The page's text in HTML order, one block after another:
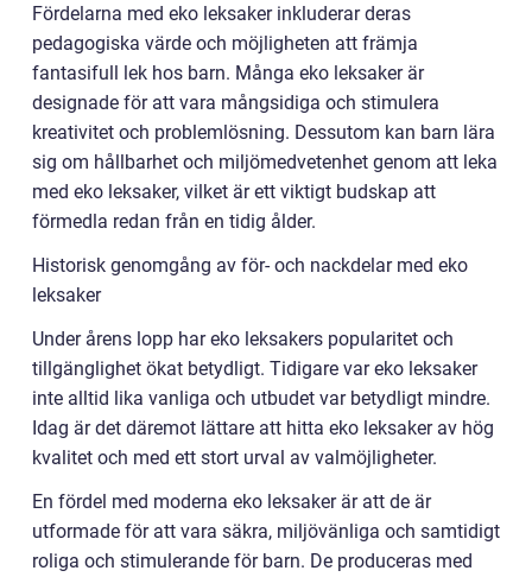
Fördelarna med eko leksaker inkluderar deras
pedagogiska värde och möjligheten att främja
fantasifull lek hos barn. Många eko leksaker är
designade för att vara mångsidiga och stimulera
kreativitet och problemlösning. Dessutom kan barn lära
sig om hållbarhet och miljömedvetenhet genom att leka
med eko leksaker, vilket är ett viktigt budskap att
förmedla redan från en tidig ålder.
Historisk genomgång av för- och nackdelar med eko
leksaker
Under årens lopp har eko leksakers popularitet och
tillgänglighet ökat betydligt. Tidigare var eko leksaker
inte alltid lika vanliga och utbudet var betydligt mindre.
Idag är det däremot lättare att hitta eko leksaker av hög
kvalitet och med ett stort urval av valmöjligheter.
En fördel med moderna eko leksaker är att de är
utformade för att vara säkra, miljövänliga och samtidigt
roliga och stimulerande för barn. De produceras med